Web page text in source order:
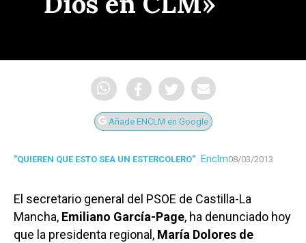
Añade ENCLM en Google
"QUIEREN QUE ESTO SEA UN ESTERCOLERO" Enclm08/03/2013
El secretario general del PSOE de Castilla-La
Mancha, Emiliano García-Page, ha denunciado hoy
que la presidenta regional, María Dolores de